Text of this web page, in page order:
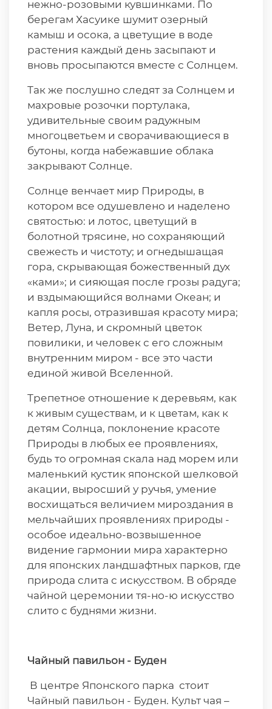
нежно-розовыми кувшинками. По
берегам Хасуике шумит озерный
камыш и осока, а цветущие в воде
растения каждый день засыпают и
вновь просыпаются вместе с Солнцем.
Так же послушно следят за Солнцем и
махровые розочки портулака,
удивительные своим радужным
многоцветьем и сворачивающиеся в
бутоны, когда набежавшие облака
закрывают Солнце.
Солнце венчает мир Природы, в
котором все одушевлено и наделено
святостью: и лотос, цветущий в
болотной трясине, но сохраняющий
свежесть и чистоту; и огнедышащая
гора, скрывающая божественный дух
«ками»; и сияющая после грозы радуга;
и вздымающийся волнами Океан; и
капля росы, отразившая красоту мира;
Ветер, Луна, и скромный цветок
повилики, и человек с его сложным
внутренним миром - все это части
единой живой Вселенной.
Трепетное отношение к деревьям, как
к живым существам, и к цветам, как к
детям Солнца, поклонение красоте
Природы в любых ее проявлениях,
будь то огромная скала над морем или
маленький кустик японской шелковой
акации, выросший у ручья, умение
восхищаться величием мироздания в
мельчайших проявлениях природы -
особое идеально-возвышенное
видение гармонии мира характерно
для японских ландшафтных парков, где
природа слита с искусством. В обряде
чайной церемонии тя-но-ю искусство
слито с буднями жизни.
Чайный павильон - Буден
В центре Японского парка стоит
Чайный павильон - Буден. Культ чая –